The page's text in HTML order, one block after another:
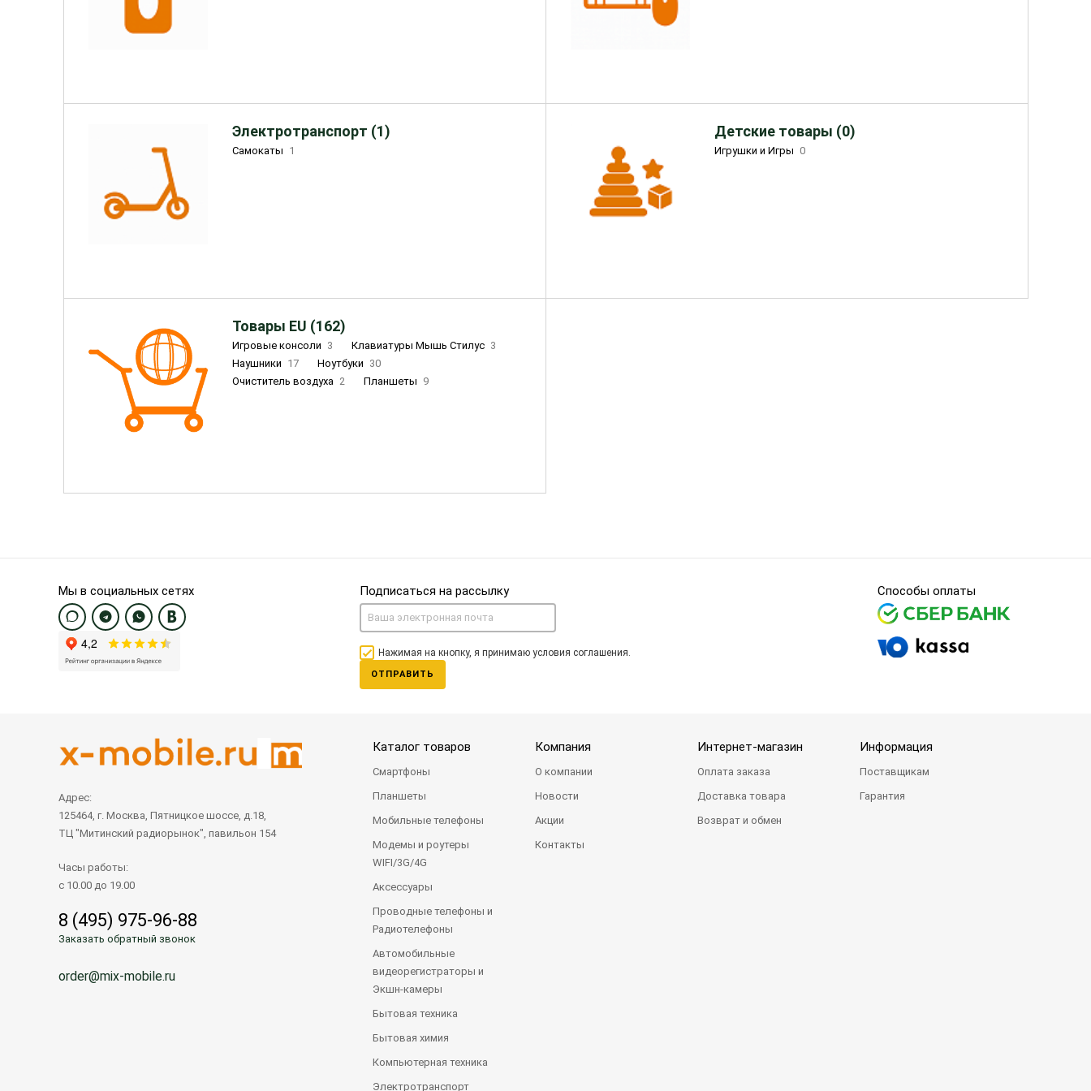
Электротранспорт (1)
Самокаты 1
Детские товары (0)
Игрушки и Игры 0
Товары EU (162)
Игровые консоли 3 Клавиатуры Мышь Стилус 3
Наушники 17 Ноутбуки 30
Очиститель воздуха 2 Планшеты 9
Мы в социальных сетях Подписаться на рассылку
Нажимая на кнопку, я принимаю условия соглашения.
ОТПРАВИТЬ
Способы оплаты
Адрес:
125464, г. Москва, Пятницкое шоссе, д.18,
ТЦ "Митинский радиорынок", павильон 154
Часы работы:
с 10.00 до 19.00
8 (495) 975-96-88
Заказать обратный звонок
order@mix-mobile.ru
Каталог товаров
Смартфоны
Планшеты
Мобильные телефоны
Модемы и роутеры
WIFI/3G/4G
Аксессуары
Проводные телефоны и
Радиотелефоны
Автомобильные
видеорегистраторы и
Экшн-камеры
Бытовая техника
Бытовая химия
Компьютерная техника
Электротранспорт
Компания
О компании
Новости
Акции
Контакты
Интернет-магазин
Оплата заказа
Доставка товара
Возврат и обмен
Информация
Поставщикам
Гарантия